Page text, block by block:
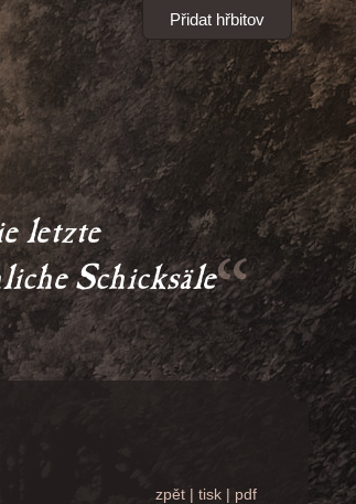
letzte
Schicksäle
Přidat hřbitov
zpět| tisk| pdf